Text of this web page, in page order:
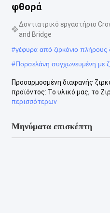
φθορά
Δοντιατρικό εργαστήριο
and Bridge
#γέφυρα από ζιρκόνιο πλήρους
#Πορσελάνη συγχωνευμένη με
Προσαρμοσμένη διαφανής
προϊόντος: Το υλικό μας, το
περισσότερων
Μηνύματα επισκέπτη